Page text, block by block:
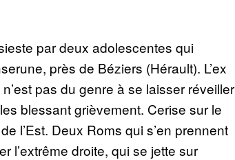
par deux adolescentes qui
près de Béziers (Hérault). L’ex
pas du genre à se laisser réveiller
blessant grièvement. Cerise sur le
l’Est. Deux Roms qui s’en prennent
l’extrême droite, qui se jette sur